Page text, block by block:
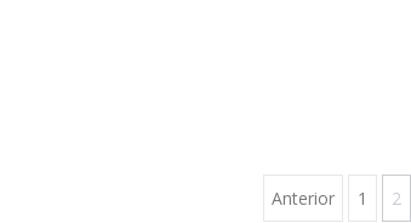
Anterior 1 2